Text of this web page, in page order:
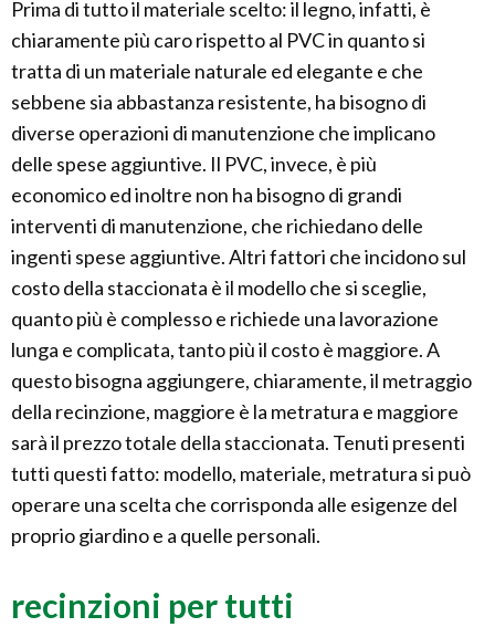
Prima di tutto il materiale scelto: il legno, infatti, è
chiaramente più caro rispetto al PVC in quanto si
tratta di un materiale naturale ed elegante e che
sebbene sia abbastanza resistente, ha bisogno di
diverse operazioni di manutenzione che implicano
delle spese aggiuntive. Il PVC, invece, è più
economico ed inoltre non ha bisogno di grandi
interventi di manutenzione, che richiedano delle
ingenti spese aggiuntive. Altri fattori che incidono sul
costo della staccionata è il modello che si sceglie,
quanto più è complesso e richiede una lavorazione
lunga e complicata, tanto più il costo è maggiore. A
questo bisogna aggiungere, chiaramente, il metraggio
della recinzione, maggiore è la metratura e maggiore
sarà il prezzo totale della staccionata. Tenuti presenti
tutti questi fatto: modello, materiale, metratura si può
operare una scelta che corrisponda alle esigenze del
proprio giardino e a quelle personali.
recinzioni per tutti